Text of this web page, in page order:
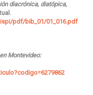
diacrónica, diatópica,
pdf/bib_01/01_016.pdf
Montevideo: